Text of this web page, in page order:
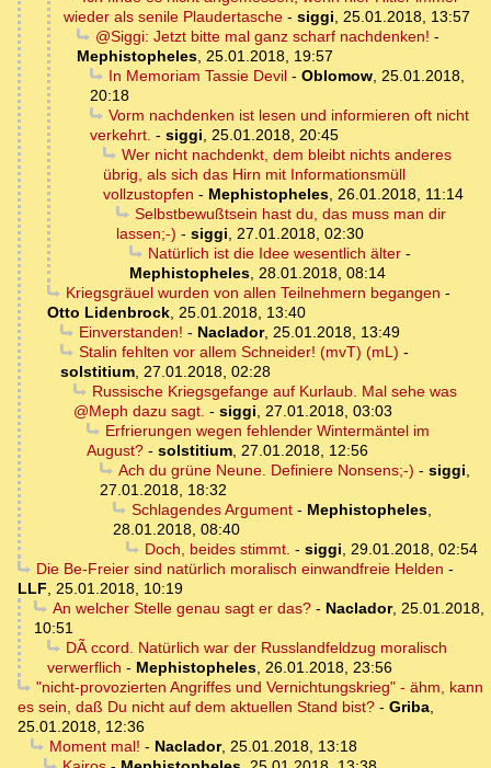
wieder als senile Plaudertasche - siggi, 25.01.2018, 13:57
@Siggi: Jetzt bitte mal ganz scharf nachdenken! -
Mephistopheles, 25.01.2018, 19:57
In Memoriam Tassie Devil- Oblomow, 25.01.2018,
20:18
Vorm nachdenken ist lesen und informieren oft nicht
verkehrt. - siggi, 25.01.2018, 20:45
Wer nicht nachdenkt, dem bleibt nichts anderes
übrig, als sich das Hirn mit Informationsmüll
vollzustopfen - Mephistopheles, 26.01.2018, 11:14
Selbstbewußtsein hast du, das muss man dir
lassen;-) - siggi, 27.01.2018, 02:30
Natürlich ist die Idee wesentlich älter-
Mephistopheles, 28.01.2018, 08:14
Kriegsgräuel wurden von allen Teilnehmern begangen -
Otto Lidenbrock, 25.01.2018, 13:40
Einverstanden! - Naclador, 25.01.2018, 13:49
Stalin fehlten vor allem Schneider! (mvT) (mL) -
solstitium, 27.01.2018, 02:28
Russische Kriegsgefange auf Kurlaub. Mal sehe was
@Meph dazu sagt. - siggi, 27.01.2018, 03:03
Erfrierungen wegen fehlender Wintermäntel im
August? - solstitium, 27.01.2018, 12:56
Ach du grüne Neune. Definiere Nonsens;-) - siggi,
27.01.2018, 18:32
Schlagendes Argument- Mephistopheles,
28.01.2018, 08:40
Doch, beides stimmt. - siggi, 29.01.2018, 02:54
Die Be-Freier sind natürlich moralisch einwandfreie Helden -
LLF, 25.01.2018, 10:19
An welcher Stelle genau sagt er das?- Naclador, 25.01.2018,
10:51
DÃ ccord. Natürlich war der Russlandfeldzug moralisch
verwerflich - Mephistopheles, 26.01.2018, 23:56
"nicht-provozierten Angriffes und Vernichtungskrieg" - ähm, kann
es sein, daß Du nicht auf dem aktuellen Stand bist? - Griba,
25.01.2018, 12:36
Moment mal! - Naclador, 25.01.2018, 13:18